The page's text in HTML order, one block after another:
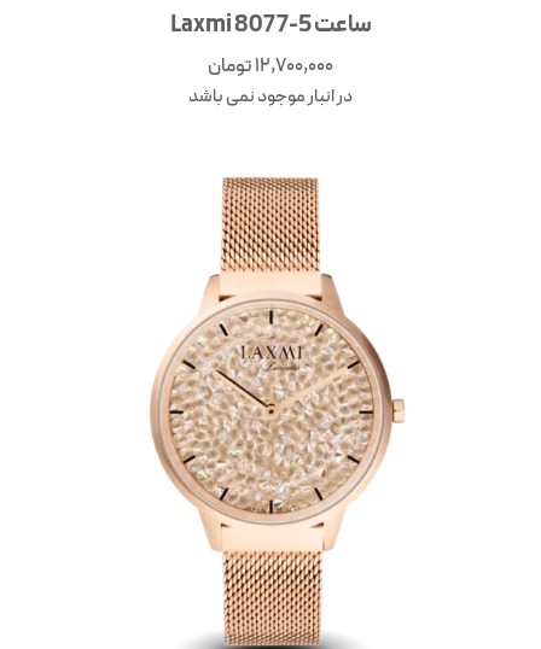
ساعت Laxmi 8077-5
12,700,000تومان
در انبار موجود نمی باشد